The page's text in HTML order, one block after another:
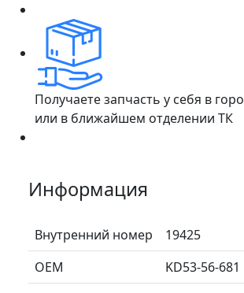
Получаете запчасть у себя в
или в ближайшем отделении ТК
Информация
Внутренний номер
19425
ОЕМ
KD53-56-681